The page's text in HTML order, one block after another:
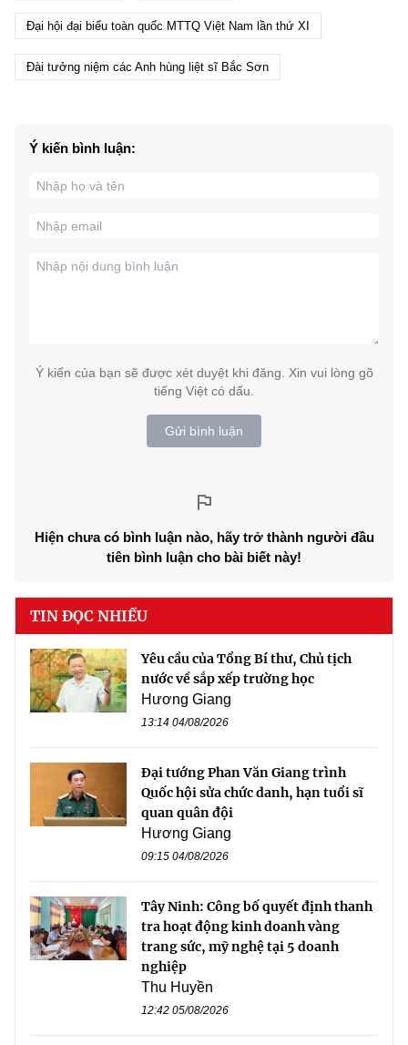
Đại hội đại biểu toàn quốc MTTQ Việt Nam lần thứ XI
Đài tưởng niệm các Anh hùng liệt sĩ Bắc Sơn
Ý kiến bình luận:
Ý kiến của bạn sẽ được xét duyệt khi đăng. Xin vui lòng gõ
tiếng Việt có dấu.
Gửi bình luận
Hiện chưa có bình luận nào, hãy trở thành người đầu
tiên bình luận cho bài biết này!
TIN ĐỌC NHIỀU
Yêu cầu của Tổng Bí thư, Chủ tịch
nước về sắp xếp trường học
Hương Giang
13:14 04/08/2026
Đại tướng Phan Văn Giang trình
Quốc hội sửa chức danh, hạn tuổi sĩ
quan quân đội
Hương Giang
09:15 04/08/2026
Tây Ninh: Công bố quyết định thanh
tra hoạt động kinh doanh vàng
trang sức, mỹ nghệ tại 5 doanh
nghiệp
Thu Huyền
12:42 05/08/2026